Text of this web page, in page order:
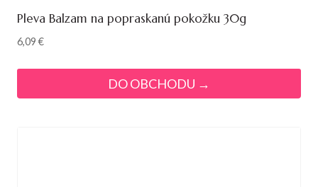
Pleva Balzam na popraskanú pokožku 30g
6,09€
DO OBCHODU →